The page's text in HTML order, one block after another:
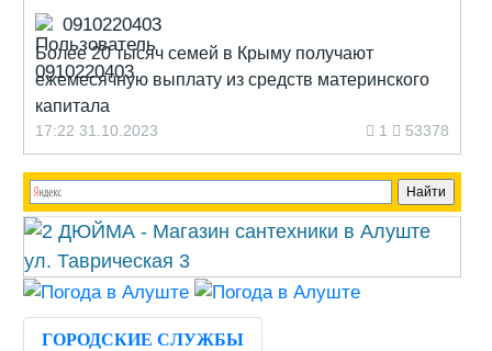
0910220403
Более 20 тысяч семей в Крыму получают
ежемесячную выплату из средств материнского
капитала
17:22 31.10.2023 1 53378
ГОРОДСКИЕ СЛУЖБЫ